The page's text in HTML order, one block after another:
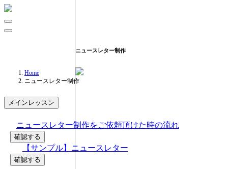
ニュースレター制作
Home
ニュースレター制作
メインレッスン
ニュースレター制作をご依頼頂けた時の流れ
確認する
【サンプル】ニュースレター
確認する